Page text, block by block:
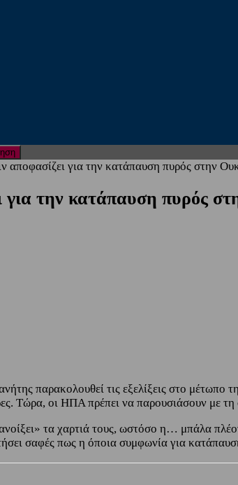
αποφασίζει για την κατάπαυση πυρός στην
την κατάπαυση πυρός
παρακολουθεί τις εξελίξεις στο μέτωπο
Τώρα, οι ΗΠΑ πρέπει να παρουσιάσουν με τη
τα χαρτιά τους, ωστόσο η… μπάλα
σαφές πως η όποια συμφωνία για